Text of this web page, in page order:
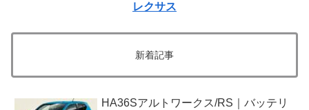
レクサス
新着記事
HA36Sアルトワークス/RS｜バッテリ